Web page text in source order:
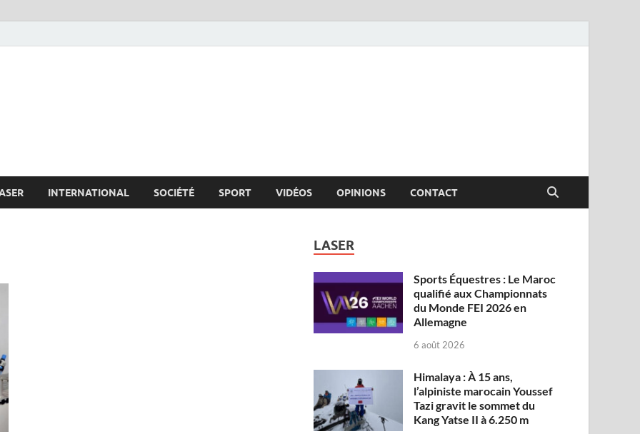
INTERNATIONAL SOCIÉTÉ SPORT VIDÉOS OPINIONS CONTACT
LASER
Sports Équestres : Le Maroc
qualifié aux Championnats
du Monde FEI 2026 en
Allemagne
6 août 2026
Himalaya : À 15 ans,
l’alpiniste marocain Youssef
Tazi gravit le sommet du
Kang Yatse II à 6.250 m